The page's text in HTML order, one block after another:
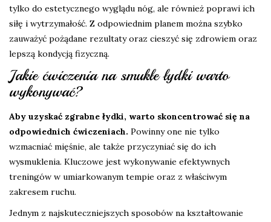
tylko do estetycznego wyglądu nóg, ale również poprawi ich
siłę i wytrzymałość. Z odpowiednim planem można szybko
zauważyć pożądane rezultaty oraz cieszyć się zdrowiem oraz
lepszą kondycją fizyczną.
Jakie ćwiczenia na smukłe łydki warto
wykonywać?
Aby uzyskać zgrabne łydki, warto skoncentrować się na
odpowiednich ćwiczeniach. Powinny one nie tylko
wzmacniać mięśnie, ale także przyczyniać się do ich
wysmuklenia. Kluczowe jest wykonywanie efektywnych
treningów w umiarkowanym tempie oraz z właściwym
zakresem ruchu.
Jednym z najskuteczniejszych sposobów na kształtowanie